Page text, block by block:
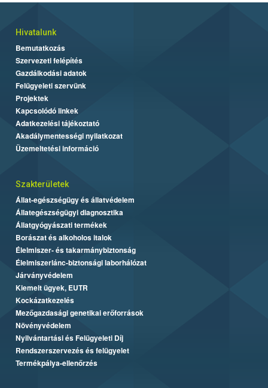
Hivatalunk
Bemutatkozás
Szervezeti felépítés
Gazdálkodási adatok
Felügyeleti szervünk
Projektek
Kapcsolódó linkek
Adatkezelési tájékoztató
Akadálymentességi nyilatkozat
Üzemeltetési információ
Szakterületek
Állat-egészségügy és állatvédelem
Állategészségügyi diagnosztika
Állatgyógyászati termékek
Borászat és alkoholos italok
Élelmiszer- és takarmánybiztonság
Élelmiszerlánc-biztonsági laborhálózat
Járványvédelem
Kiemelt ügyek, EUTR
Kockázatkezelés
Mezőgazdasági genetikai erőforrások
Növényvédelem
Nyilvántartási és Felügyeleti Díj
Rendszerszervezés és felügyelet
Termékpálya-ellenőrzés